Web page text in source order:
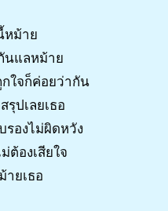
หม้าย
นแลหม้าย
ใจก็ค่อยว่ากัน
รุปเลยเธอ
องไม่ผิดหวัง
ต้องเสียใจ
ายเธอ